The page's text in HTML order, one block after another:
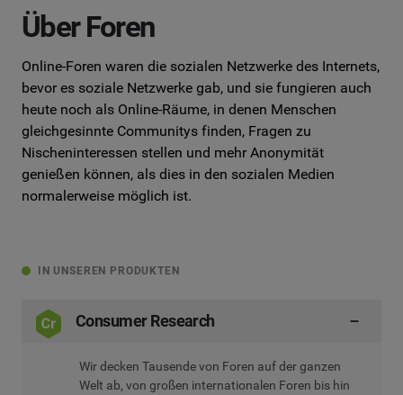
Über Foren
Online-Foren waren die sozialen Netzwerke des Internets,
bevor es soziale Netzwerke gab, und sie fungieren auch
heute noch als Online-Räume, in denen Menschen
gleichgesinnte Communitys finden, Fragen zu
Nischeninteressen stellen und mehr Anonymität
genießen können, als dies in den sozialen Medien
normalerweise möglich ist.
IN UNSEREN PRODUKTEN
Consumer Research
Wir decken Tausende von Foren auf der ganzen
Welt ab, von großen internationalen Foren bis hin